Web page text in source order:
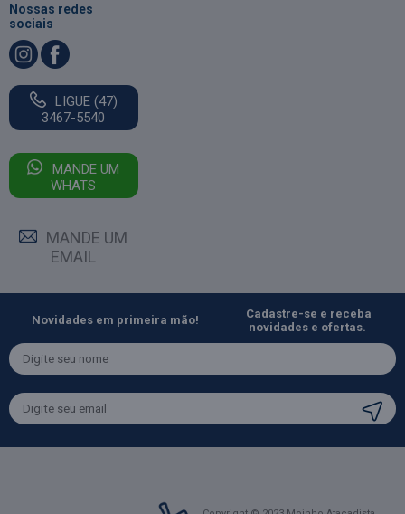
Nossas redes
sociais
LIGUE (47)
3467-5540
MANDE UM
WHATS
MANDE UM
EMAIL
Novidades em primeira mão!
Cadastre-se e receba
novidades e ofertas.